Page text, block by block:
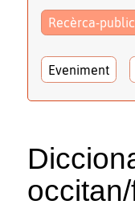
Recèrca-
Eveniment